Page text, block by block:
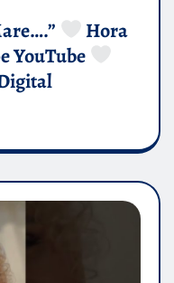
Hora
YouTube